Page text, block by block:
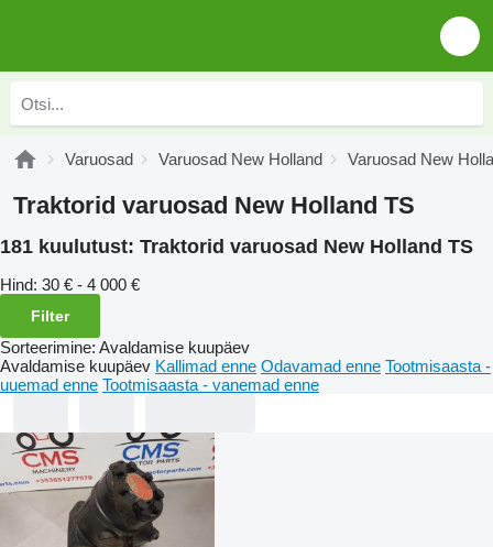
Varuosad Varuosad New Holland Varuosad New
Traktorid varuosad New Holland TS
181 kuulutust: Traktorid varuosad New Holland TS
Hind: 30 € - 4 000 €
Filter
Sorteerimine: Avaldamise kuupäev
Avaldamise kuupäev Kallimad enne Odavamad enne Tootmisaasta -
uuemad enne Tootmisaasta - vanemad enne